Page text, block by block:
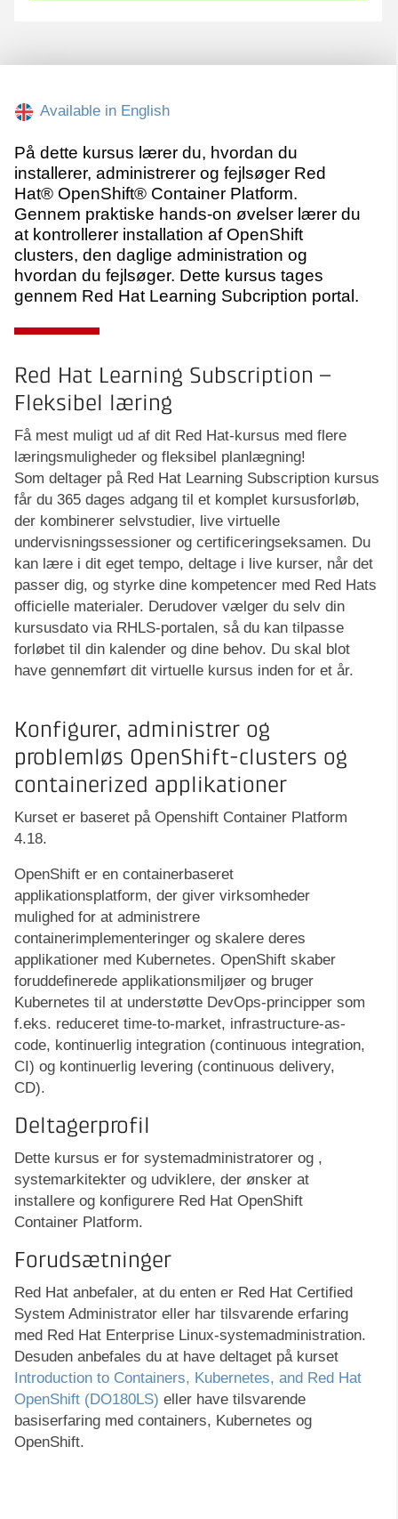
Available in English
På dette kursus lærer du, hvordan du
installerer, administrerer og fejlsøger Red
Hat® OpenShift® Container Platform.
Gennem praktiske hands-on øvelser lærer du
at kontrollerer installation af OpenShift
clusters, den daglige administration og
hvordan du fejlsøger. Dette kursus tages
gennem Red Hat Learning Subcription portal.
Red Hat Learning Subscription –
Fleksibel læring
Få mest muligt ud af dit Red Hat-kursus med flere
læringsmuligheder og fleksibel planlægning!
Som deltager på Red Hat Learning Subscription kursus
får du 365 dages adgang til et komplet kursusforløb,
der kombinerer selvstudier, live virtuelle
undervisningssessioner og certificeringseksamen. Du
kan lære i dit eget tempo, deltage i live kurser, når det
passer dig, og styrke dine kompetencer med Red Hats
officielle materialer. Derudover vælger du selv din
kursusdato via RHLS-portalen, så du kan tilpasse
forløbet til din kalender og dine behov. Du skal blot
have gennemført dit virtuelle kursus inden for et år.
Konfigurer, administrer og
problemløs OpenShift-clusters og
containerized applikationer
Kurset er baseret på Openshift Container Platform
4.18.
OpenShift er en containerbaseret
applikationsplatform, der giver virksomheder
mulighed for at administrere
containerimplementeringer og skalere deres
applikationer med Kubernetes. OpenShift skaber
foruddefinerede applikationsmiljøer og bruger
Kubernetes til at understøtte DevOps-principper som
f.eks. reduceret time-to-market, infrastructure-as-
code, kontinuerlig integration (continuous integration,
CI) og kontinuerlig levering (continuous delivery,
CD).
Deltagerprofil
Dette kursus er for systemadministratorer og ,
systemarkitekter og udviklere, der ønsker at
installere og konfigurere Red Hat OpenShift
Container Platform.
Forudsætninger
Red Hat anbefaler, at du enten er Red Hat Certified
System Administrator eller har tilsvarende erfaring
med Red Hat Enterprise Linux-systemadministration.
Desuden anbefales du at have deltaget på kurset
Introduction to Containers, Kubernetes, and Red Hat
OpenShift (DO180LS) eller have tilsvarende
basiserfaring med containers, Kubernetes og
OpenShift.